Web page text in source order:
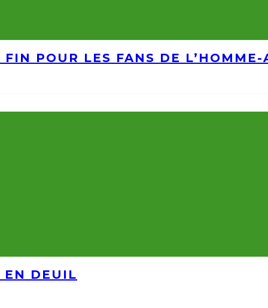
POUR LES FANS DE L’HOMME-
EN DEUIL